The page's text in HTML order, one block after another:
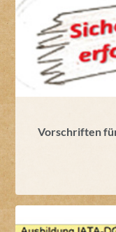
Vorschriften